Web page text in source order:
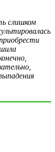
слишком